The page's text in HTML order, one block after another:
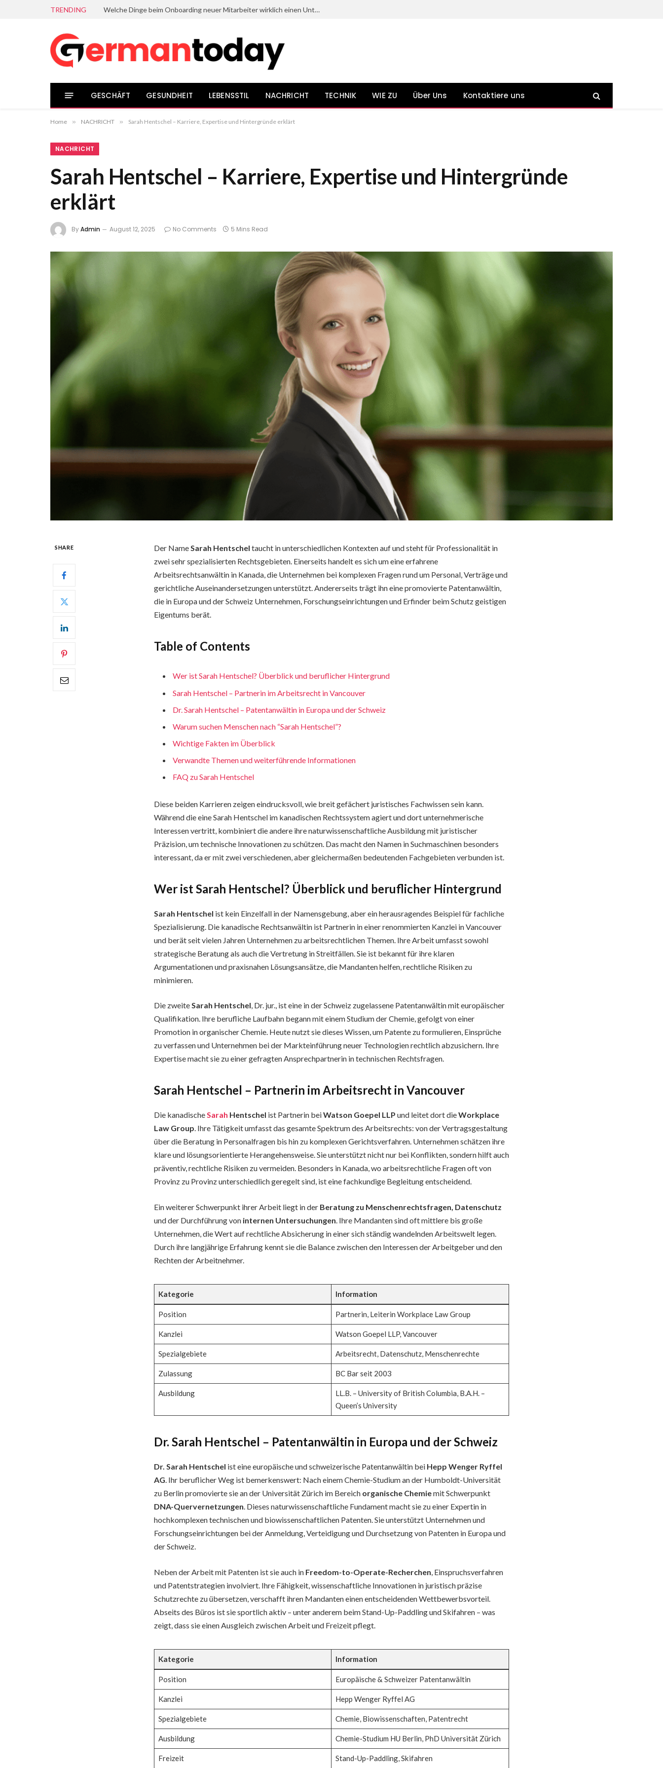
TRENDING Welche Dinge beim Onboarding neuer Mitarbeiter wirklich einen Unterschied bewirken
GESCHÄFT GESUNDHEIT LEBENSSTIL NACHRICHT TECHNIK WIE ZU Über Uns Kontaktiere uns
Home » NACHRICHT » Sarah Hentschel – Karriere, Expertise und Hintergründe erklärt
NACHRICHT
Sarah Hentschel – Karriere, Expertise und Hintergründe
erklärt
ByAdmin August 12, 2025 No Comments 5 Mins Read
SHARE Der NameSarah Hentschel taucht in unterschiedlichen Kontexten auf und steht für Professionalität in
zwei sehr spezialisierten Rechtsgebieten. Einerseits handelt es sich um eine erfahrene
Arbeitsrechtsanwältin in Kanada, die Unternehmen bei komplexen Fragen rund um Personal, Verträge und
gerichtliche Auseinandersetzungen unterstützt. Andererseits trägt ihn eine promovierte Patentanwältin,
die in Europa und der Schweiz Unternehmen, Forschungseinrichtungen und Erfinder beim Schutz geistigen
Eigentums berät.
Table of Contents
Wer ist Sarah Hentschel? Überblick und beruflicher Hintergrund
Sarah Hentschel – Partnerin im Arbeitsrecht in Vancouver
Dr. Sarah Hentschel – Patentanwältin in Europa und der Schweiz
Warum suchen Menschen nach “Sarah Hentschel”?
Wichtige Fakten im Überblick
Verwandte Themen und weiterführende Informationen
FAQ zu Sarah Hentschel
Diese beiden Karrieren zeigen eindrucksvoll, wie breit gefächert juristisches Fachwissen sein kann.
Während die eine Sarah Hentschel im kanadischen Rechtssystem agiert und dort unternehmerische
Interessen vertritt, kombiniert die andere ihre naturwissenschaftliche Ausbildung mit juristischer
Präzision, um technische Innovationen zu schützen. Das macht den Namen in Suchmaschinen besonders
interessant, da er mit zwei verschiedenen, aber gleichermaßen bedeutenden Fachgebieten verbunden ist.
Wer ist Sarah Hentschel? Überblick und beruflicher Hintergrund
Sarah Hentschel ist kein Einzelfall in der Namensgebung, aber ein herausragendes Beispiel für fachliche
Spezialisierung. Die kanadische Rechtsanwältin ist Partnerin in einer renommierten Kanzlei in Vancouver
und berät seit vielen Jahren Unternehmen zu arbeitsrechtlichen Themen. Ihre Arbeit umfasst sowohl
strategische Beratung als auch die Vertretung in Streitfällen. Sie ist bekannt für ihre klaren
Argumentationen und praxisnahen Lösungsansätze, die Mandanten helfen, rechtliche Risiken zu
minimieren.
Die zweiteSarah Hentschel, Dr. jur., ist eine in der Schweiz zugelassene Patentanwältin mit europäischer
Qualifikation. Ihre berufliche Laufbahn begann mit einem Studium der Chemie, gefolgt von einer
Promotion in organischer Chemie. Heute nutzt sie dieses Wissen, um Patente zu formulieren, Einsprüche
zu verfassen und Unternehmen bei der Markteinführung neuer Technologien rechtlich abzusichern. Ihre
Expertise macht sie zu einer gefragten Ansprechpartnerin in technischen Rechtsfragen.
Sarah Hentschel – Partnerin im Arbeitsrecht in Vancouver
Die kanadischeSarah Hentschel ist Partnerin beiWatson Goepel LLP und leitet dort dieWorkplace
Law Group. Ihre Tätigkeit umfasst das gesamte Spektrum des Arbeitsrechts: von der Vertragsgestaltung
über die Beratung in Personalfragen bis hin zu komplexen Gerichtsverfahren. Unternehmen schätzen ihre
klare und lösungsorientierte Herangehensweise. Sie unterstützt nicht nur bei Konflikten, sondern hilft auch
präventiv, rechtliche Risiken zu vermeiden. Besonders in Kanada, wo arbeitsrechtliche Fragen oft von
Provinz zu Provinz unterschiedlich geregelt sind, ist eine fachkundige Begleitung entscheidend.
Ein weiterer Schwerpunkt ihrer Arbeit liegt in der Beratung zu Menschenrechtsfragen, Datenschutz
und der Durchführung von internen Untersuchungen . Ihre Mandanten sind oft mittlere bis große
Unternehmen, die Wert auf rechtliche Absicherung in einer sich ständig wandelnden Arbeitswelt legen.
Durch ihre langjährige Erfahrung kennt sie die Balance zwischen den Interessen der Arbeitgeber und den
Rechten der Arbeitnehmer.
Kategorie Information
Position Partnerin, Leiterin Workplace Law Group
Kanzlei Watson Goepel LLP, Vancouver
Spezialgebiete Arbeitsrecht, Datenschutz, Menschenrechte
Zulassung BC Bar seit 2003
Ausbildung
LL.B. – University of British Columbia, B.A.H. –
Queen’s University
Dr. Sarah Hentschel – Patentanwältin in Europa und der Schweiz
Dr. Sarah Hentschel ist eine europäische und schweizerische Patentanwältin bei Hepp Wenger Ryffel
AG. Ihr beruflicher Weg ist bemerkenswert: Nach einem Chemie-Studium an der Humboldt-Universität
zu Berlin promovierte sie an der Universität Zürich im Bereich organische Chemiemit Schwerpunkt
DNA-Quervernetzungen. Dieses naturwissenschaftliche Fundament macht sie zu einer Expertin in
hochkomplexen technischen und biowissenschaftlichen Patenten. Sie unterstützt Unternehmen und
Forschungseinrichtungen bei der Anmeldung, Verteidigung und Durchsetzung von Patenten in Europa und
der Schweiz.
Neben der Arbeit mit Patenten ist sie auch in Freedom-to-Operate-Recherchen , Einspruchsverfahren
und Patentstrategien involviert. Ihre Fähigkeit, wissenschaftliche Innovationen in juristisch präzise
Schutzrechte zu übersetzen, verschafft ihren Mandanten einen entscheidenden Wettbewerbsvorteil.
Abseits des Büros ist sie sportlich aktiv – unter anderem beim Stand-Up-Paddling und Skifahren – was
zeigt, dass sie einen Ausgleich zwischen Arbeit und Freizeit pflegt.
Kategorie Information
Position Europäische & Schweizer Patentanwältin
Kanzlei Hepp Wenger Ryffel AG
Spezialgebiete Chemie, Biowissenschaften, Patentrecht
Ausbildung Chemie-Studium HU Berlin, PhD Universität Zürich
Freizeit Stand-Up-Paddling, Skifahren